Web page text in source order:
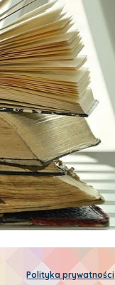
Polityka prywatności